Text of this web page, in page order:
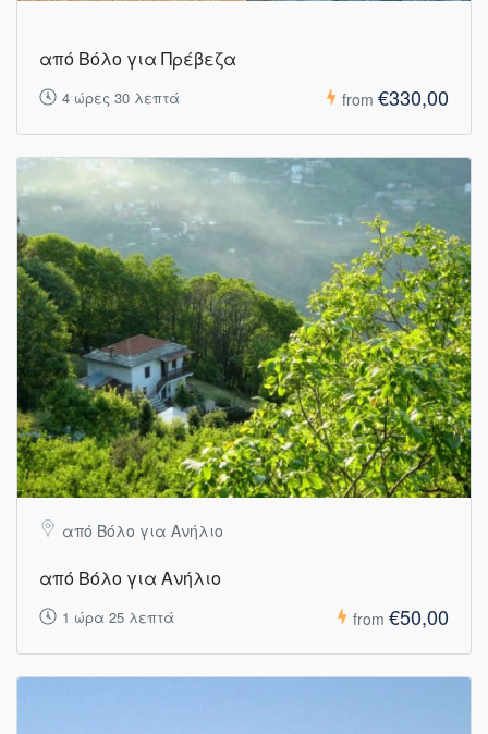
από Βόλο για Πρέβεζα
4 ώρες 30 λεπτά from €330,00
από Βόλο για Ανήλιο
από Βόλο για Ανήλιο
1 ώρα 25 λεπτά from €50,00